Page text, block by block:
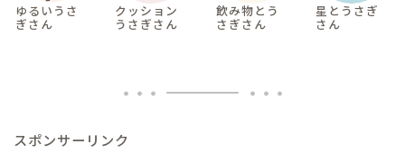
ゆるいうさ
ぎさん
クッション
うさぎさん
飲み物とう
さぎさん
星とうさぎ
さん
スポンサーリンク